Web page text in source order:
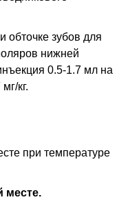
обточке зубов для
нижней
0.5-1.7 мл на
кг.
при температуре
месте.